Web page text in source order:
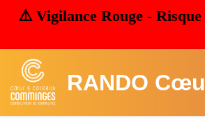
⚠️ Vigilance Rouge - Risque
RANDO